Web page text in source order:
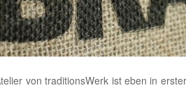
von traditionsWerk ist eben in